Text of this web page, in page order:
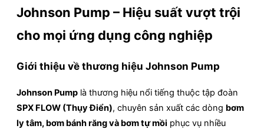
Johnson Pump – Hiệu suất vượt trội
cho mọi ứng dụng công nghiệp
Giới thiệu về thương hiệu Johnson Pump
Johnson Pump là thương hiệu nổi tiếng thuộc tập đoàn
SPX FLOW (Thụy Điển), chuyên sản xuất các dòng bơm
ly tâm, bơm bánh răng và bơm tự mồi phục vụ nhiều